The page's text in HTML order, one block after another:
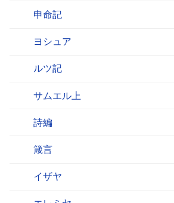
申命記
ヨシュア
ルツ記
サムエル上
詩編
箴言
イザヤ